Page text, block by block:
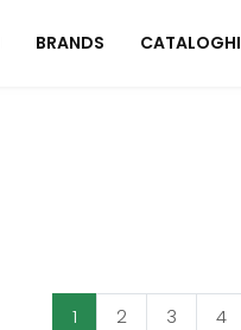
Materassi
BRANDS CATALOGHI
1 2 3 4